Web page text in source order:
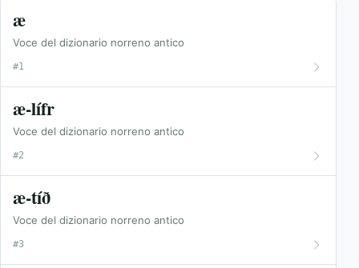
æ
Voce del dizionario norreno antico
#1
æ-lífr
Voce del dizionario norreno antico
#2
æ-tíð
Voce del dizionario norreno antico
#3